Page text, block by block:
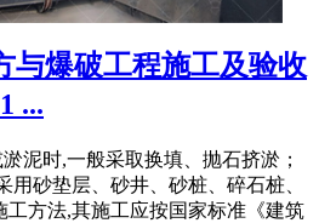
与爆破工程施工及验收
...
泥时,一般采取换填、抛石挤淤；
用砂垫层、砂井、砂桩、碎石桩、
工方法,其施工应按国家标准《建筑